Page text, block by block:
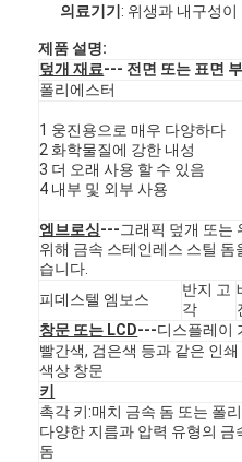
집
의료기기 : 위생과 내구성이
제품 설명:
덮개 재료--- 전면 또는 표면
폴리에스터
1 웅진용으로 매우 다양하다
2 화학물질에 강한 내성
3 더 오래 사용 할 수 있음
4 내부 및 외부 사용
엠브로싱---그래픽 덮개 또는
위해 금속 스테인레스 스틸 돔
습니다.
피데스텔 엠보스
반지 고
각
창문 또는 LCD---디스플레이
빨간색, 검은색 등과 같은 인쇄
색상 창문
키
촉각 키:매치 금속 돔 또는 폴
다양한 지름과 압력 유형의 금
돔